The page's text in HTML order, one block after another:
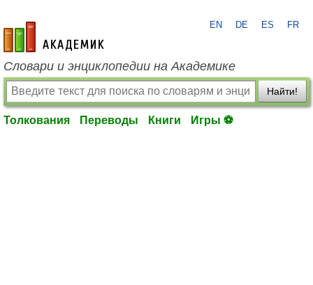
academic.ru
EN DE ES FR
Словари и энциклопедии на Академике
Найти!
Толкования Переводы Книги Игры ⚽